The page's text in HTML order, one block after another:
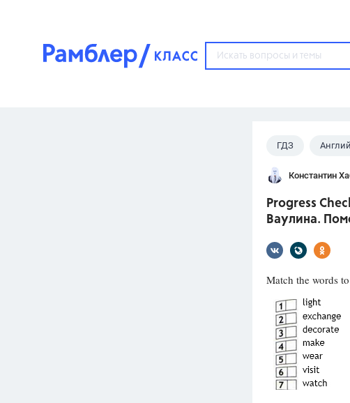
Популярные темы
ОГЭ
ответов
ответа
Олимпиады
ответа
ГДЗ
Константин
Progress
Ваулина.
Match the words